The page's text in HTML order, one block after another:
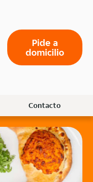
Pide a
domicilio
Contacto